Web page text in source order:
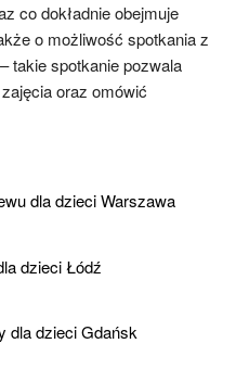
co dokładnie obejmuje
o możliwość spotkania z
takie spotkanie pozwala
oraz omówić
dla dzieci Warszawa
dzieci Łódź
dla dzieci Gdańsk